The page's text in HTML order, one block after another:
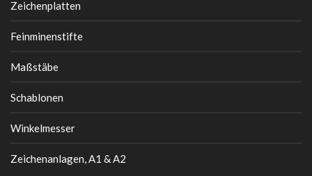
Zeichenplatten
Feinminenstifte
Maßstäbe
Schablonen
Winkelmesser
Zeichenanlagen, A1 & A2